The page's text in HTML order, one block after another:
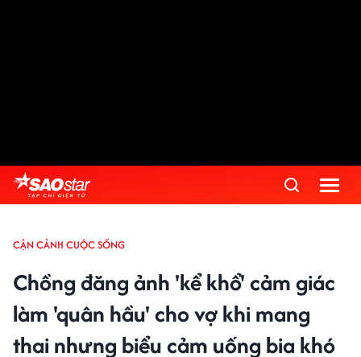
CẬN CẢNH CUỘC SỐNG
Chồng đăng ảnh 'kể khổ' cảm giác
làm 'quân hầu' cho vợ khi mang
thai nhưng biểu cảm uống bia khó